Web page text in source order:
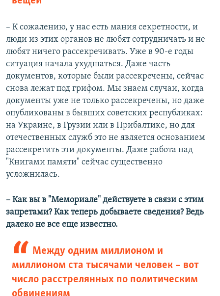
– К сожалению, у нас есть мания секретности, и
люди из этих органов не любят сотрудничать и не
любят ничего рассекречивать. Уже в 90-е годы
ситуация начала ухудшаться. Даже часть
документов, которые были рассекречены, сейчас
снова лежат под грифом. Мы знаем случаи, когда
документы уже не только рассекречены, но даже
опубликованы в бывших советских республиках:
на Украине, в Грузии или в Прибалтике, но для
отечественных служб это не является основанием
рассекретить эти документы. Даже работа над
"Книгами памяти" сейчас существенно
усложнилась.
– Как вы в "Мемориале" действуете в связи с этим
запретами? Как теперь добываете сведения? Ведь
далеко не все еще известно.
Между одним миллионом и
миллионом ста тысячами человек – вот
число расстрелянных по политическим